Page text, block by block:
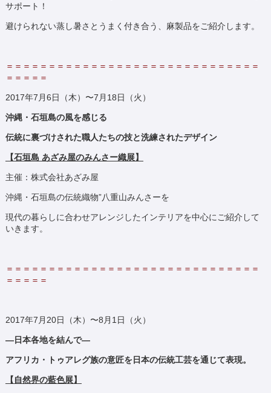
サポート！
避けられない蒸し暑さとうまく付き合う、麻製品をご紹介します。
＝＝＝＝＝＝＝＝＝＝＝＝＝＝＝＝＝＝＝＝＝＝＝＝＝＝＝＝＝＝
＝＝＝＝＝
2017年7月6日（木）〜7月18日（火）
沖縄・石垣島の風を感じる
伝統に裏づけされた職人たちの技と洗練されたデザイン
【石垣島 あざみ屋のみんさー織展】
主催：株式会社あざみ屋
沖縄・石垣島の伝統織物”八重山みんさーを
現代の暮らしに合わせアレンジしたインテリアを中心にご紹介して
いきます。
＝＝＝＝＝＝＝＝＝＝＝＝＝＝＝＝＝＝＝＝＝＝＝＝＝＝＝＝＝＝
＝＝＝＝＝
2017年7月20日（木）〜8月1日（火）
―日本各地を結んで―
アフリカ・トゥアレグ族の意匠を日本の伝統工芸を通じて表現。
【自然界の藍色展】